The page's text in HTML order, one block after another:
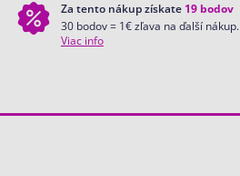
Za tento nákup získate 19bodov
30 bodov = 1€ zľava na ďalší nákup.
Viac info